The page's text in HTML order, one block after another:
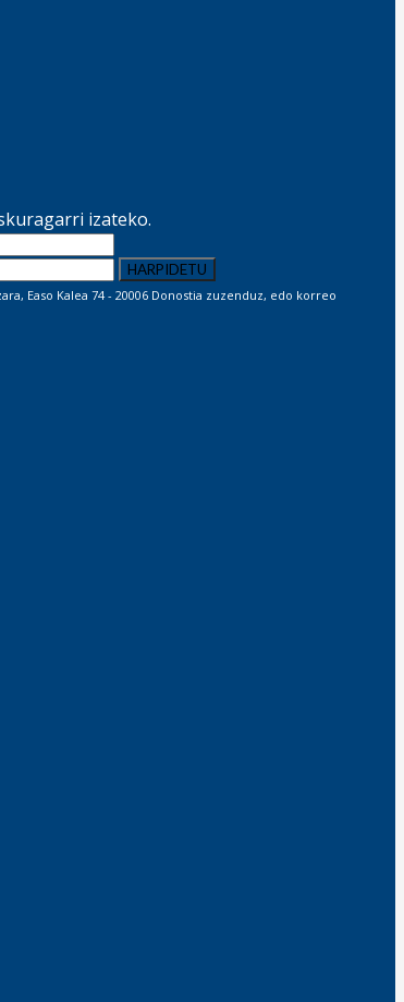
izateko.
Easo Kalea 74 - 20006 Donostia zuzenduz, edo korreo